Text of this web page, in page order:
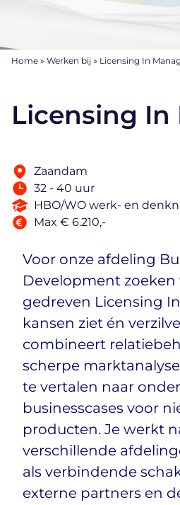
Home » Werken bij » Licensing In
Licensing In
Zaandam
32 - 40 uur
HBO/WO werk- en
Max € 6.210,-
Voor onze afdeling
Development zoeken
gedreven Licensing
kansen ziet én
combineert
scherpe
te vertalen naar
businesscases voor
producten. Je werkt
verschillende
als verbindende
externe partners en